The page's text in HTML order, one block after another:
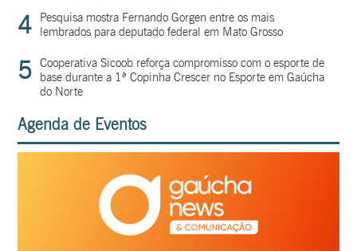
4
Pesquisa mostra Fernando Gorgen entre os mais
lembrados para deputado federal em Mato Grosso
5 Cooperativa Sicoob reforça compromisso com o esporte de
base durante a 1ª Copinha Crescer no Esporte em Gaúcha
do Norte
Agenda de Eventos